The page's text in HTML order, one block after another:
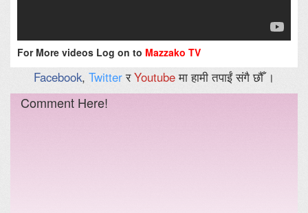
For More videos Log on to Mazzako TV
Facebook, TwitterरYoutubeमा हामी तपाईं संगै छौँ ।
Comment Here!